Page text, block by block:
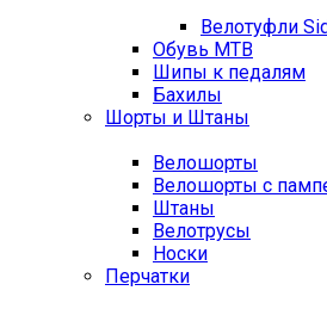
Велотуфли
Обувь MTB
Шипы к педалям
Бахилы
Шорты и Штаны
Велошорты
Велошорты с
Штаны
Велотрусы
Носки
Перчатки